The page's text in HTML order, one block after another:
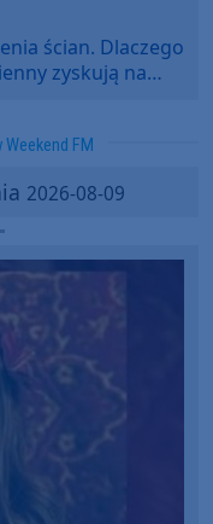
ścian. Dlaczego
zyskują na
FM
2026-08-09